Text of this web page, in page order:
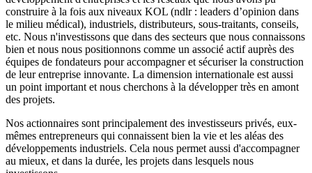
construire à la fois aux niveaux KOL (ndlr : leaders d’opinion dans
le milieu médical), industriels, distributeurs, sous-traitants, conseils,
etc. Nous n'investissons que dans des secteurs que nous connaissons
bien et nous nous positionnons comme un associé actif auprès des
équipes de fondateurs pour accompagner et sécuriser la construction
de leur entreprise innovante. La dimension internationale est aussi
un point important et nous cherchons à la développer très en amont
des projets.
Nos actionnaires sont principalement des investisseurs privés, eux-
mêmes entrepreneurs qui connaissent bien la vie et les aléas des
développements industriels. Cela nous permet aussi d'accompagner
au mieux, et dans la durée, les projets dans lesquels nous